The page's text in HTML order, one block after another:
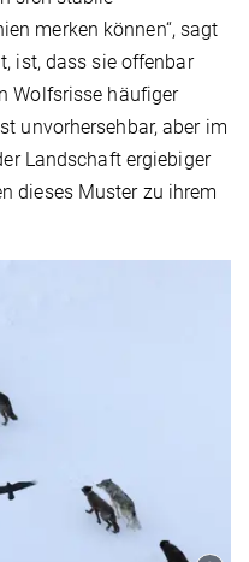
merken können“, sagt
ist, dass sie offenbar
Wolfsrisse häufiger
unvorhersehbar, aber im
Landschaft ergiebiger
dieses Muster zu ihrem